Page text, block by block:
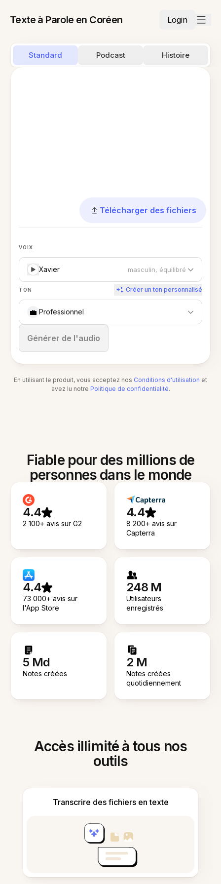
Texte à Parole en Coréen Login
Standard Podcast Histoire
Télécharger des fichiers
VOIX
Xavier masculin, équilibré
TON Créer un ton personnalisé
💼 Professionnel
Générer de l'audio
Arrêter
En utilisant le produit, vous acceptez nos Conditions d'utilisation et
avez lu notre Politique de confidentialité.
Fiable pour des millions de
personnes dans le monde
4.4
2 100+ avis sur G2
4.4
8 200+ avis sur
Capterra
4.4
73 000+ avis sur
l'App Store
248 M
Utilisateurs
enregistrés
5 Md
Notes créées
2 M
Notes créées
quotidiennement
Accès illimité à tous nos
outils
Transcrire des fichiers en texte